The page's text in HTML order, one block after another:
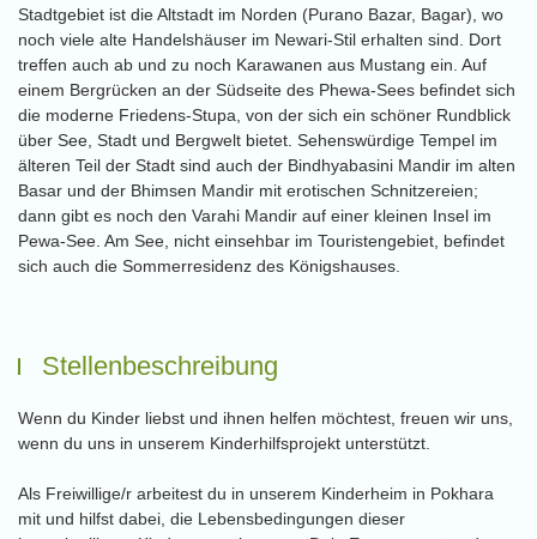
Stadtgebiet ist die Altstadt im Norden (Purano Bazar, Bagar), wo
noch viele alte Handelshäuser im Newari-Stil erhalten sind. Dort
treffen auch ab und zu noch Karawanen aus Mustang ein. Auf
einem Bergrücken an der Südseite des Phewa-Sees befindet sich
die moderne Friedens-Stupa, von der sich ein schöner Rundblick
über See, Stadt und Bergwelt bietet. Sehenswürdige Tempel im
älteren Teil der Stadt sind auch der Bindhyabasini Mandir im alten
Basar und der Bhimsen Mandir mit erotischen Schnitzereien;
dann gibt es noch den Varahi Mandir auf einer kleinen Insel im
Pewa-See. Am See, nicht einsehbar im Touristengebiet, befindet
sich auch die Sommerresidenz des Königshauses.
Stellenbeschreibung
Wenn du Kinder liebst und ihnen helfen möchtest, freuen wir uns,
wenn du uns in unserem Kinderhilfsprojekt unterstützt.
Als Freiwillige/r arbeitest du in unserem Kinderheim in Pokhara
mit und hilfst dabei, die Lebensbedingungen dieser